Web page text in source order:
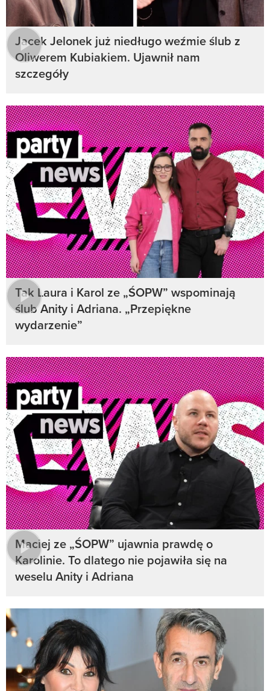
Jacek Jelonek już niedługo weźmie ślub z
Oliwerem Kubiakiem. Ujawnił nam
szczegóły
Tak Laura i Karol ze „ŚOPW” wspominają
ślub Anity i Adriana. „Przepiękne
wydarzenie”
Maciej ze „ŚOPW” ujawnia prawdę o
Karolinie. To dlatego nie pojawiła się na
weselu Anity i Adriana